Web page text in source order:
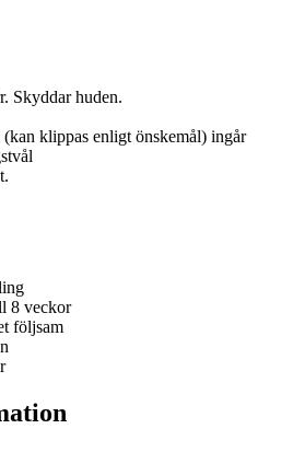
Skyddar huden.
klippas enligt önskemål) ingår
8 veckor
följsam